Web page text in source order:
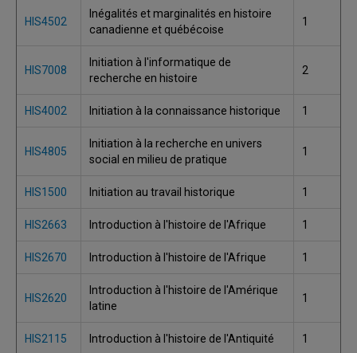
HIS4502
Inégalités et marginalités en histoire
canadienne et québécoise
1
HIS7008
Initiation à l'informatique de
recherche en histoire
2
HIS4002 Initiation à la connaissance historique 1
HIS4805
Initiation à la recherche en univers
social en milieu de pratique
1
HIS1500 Initiation au travail historique 1
HIS2663 Introduction à l'histoire de l'Afrique 1
HIS2670 Introduction à l'histoire de l'Afrique 1
HIS2620
Introduction à l'histoire de l'Amérique
latine
1
HIS2115 Introduction à l'histoire de l'Antiquité 1